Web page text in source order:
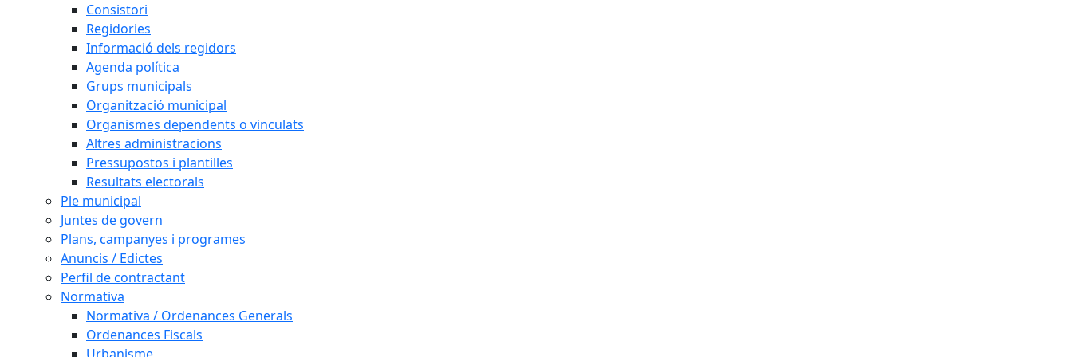
Consistori
Regidories
Informació dels regidors
Agenda política
Grups municipals
Organització municipal
Organismes dependents o vinculats
Altres administracions
Pressupostos i plantilles
Resultats electorals
Ple municipal
Juntes de govern
Plans, campanyes i programes
Anuncis / Edictes
Perfil de contractant
Normativa
Normativa / Ordenances Generals
Ordenances Fiscals